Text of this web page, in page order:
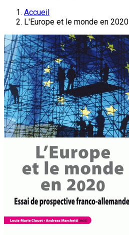
Accueil
L'Europe et le monde en 2020